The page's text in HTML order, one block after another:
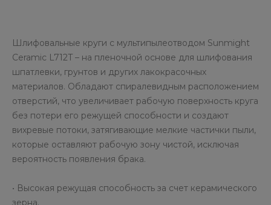
Шлифовальные круги с мультипылеотводом Sunmight
Ceramic L712T – на пленочной основе для шлифования
шпатлевки, грунтов и других лакокрасочных
материалов. Обладают спиралевидным расположением
отверстий, что увеличивает рабочую поверхность круга
без потери его режущей способности и создают
вихревые потоки, затягивающие мелкие частички пыли,
которые оставляют рабочую зону чистой, исключая
вероятность появления брака.
• Высокая режущая способность за счет керамического
зерна.